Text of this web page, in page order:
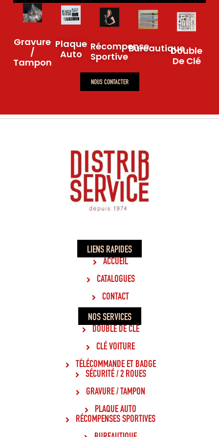
Gravure
/
Tampon
Plaque
Auto
Récompense
Sportive
BureautiqueDouble
De Clé
NOUS CONTACTER
LIENS RAPIDES
ACCUEIL
CATALOGUES
CONTACT
NOS SERVICES
DOUBLE DE CLÉ
CLÉ VOITURE
TÉLÉCOMMANDE ET BADGE
SÉCURITÉ / 2 ROUES
GRAVURE / TAMPON
PLAQUE AUTO
RÉCOMPENSES SPORTIVES